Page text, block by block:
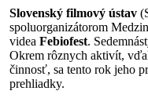
Slovenský filmový ústav
spoluorganizátorom
videaFebiofest.
Okrem rôznych aktivít,
činnosť, sa tento rok jeho
prehliadky.